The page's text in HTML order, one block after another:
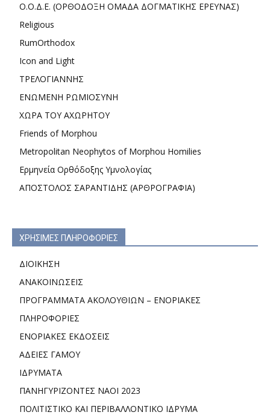
Ο.Ο.Δ.Ε. (ΟΡΘΟΔΟΞΗ ΟΜΑΔΑ ΔΟΓΜΑΤΙΚΗΣ ΕΡΕΥΝΑΣ)
Religious
RumOrthodox
Icon and Light
ΤΡΕΛΟΓΙΑΝΝΗΣ
ΕΝΩΜΕΝΗ ΡΩΜΙΟΣΥΝΗ
ΧΩΡΑ ΤΟΥ ΑΧΩΡΗΤΟΥ
Friends of Morphou
Metropolitan Neophytos of Morphou Homilies
Ερμηνεία Ορθόδοξης Υμνολογίας
ΑΠΟΣΤΟΛΟΣ ΣΑΡΑΝΤΙΔΗΣ (ΑΡΘΡΟΓΡΑΦΙΑ)
ΧΡΗΣΙΜΕΣ ΠΛΗΡΟΦΟΡΙΕΣ
ΔΙΟΙΚΗΣΗ
ΑΝΑΚΟΙΝΩΣΕΙΣ
ΠΡΟΓΡΑΜΜΑΤΑ ΑΚΟΛΟΥΘΙΩΝ – ΕΝΟΡΙΑΚΕΣ
ΠΛΗΡΟΦΟΡΙΕΣ
ΕΝΟΡΙΑΚΕΣ ΕΚΔΟΣΕΙΣ
ΑΔΕΙΕΣ ΓΑΜΟΥ
ΙΔΡΥΜΑΤΑ
ΠΑΝΗΓΥΡΙΖΟΝΤΕΣ ΝΑΟΙ 2023
ΠΟΛΙΤΙΣΤΙΚΟ ΚΑΙ ΠΕΡΙΒΑΛΛΟΝΤΙΚΟ ΙΔΡΥΜΑ